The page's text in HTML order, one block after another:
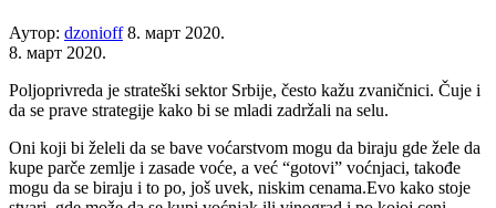
Аутор: dzonioff 8. март 2020.
8. март 2020.
Poljoprivreda je strateški sektor Srbije, često kažu zvaničnici. Čuje i
da se prave strategije kako bi se mladi zadržali na selu.
Oni koji bi želeli da se bave voćarstvom mogu da biraju gde žele da
kupe parče zemlje i zasade voće, a već “gotovi” voćnjaci, takođe
mogu da se biraju i to po, još uvek, niskim cenama.Evo kako stoje